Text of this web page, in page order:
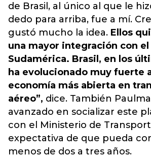
de Brasil, al único al que le
dedo para arriba, fue a mí.
gustó mucho la idea. Ellos
una mayor integración con
Sudamérica. Brasil, en los
ha evolucionado muy fuerte
economía más abierta en
aéreo”, dice. También
avanzado en socializar este
con el Ministerio de
expectativa de que pueda
menos de dos a tres años.